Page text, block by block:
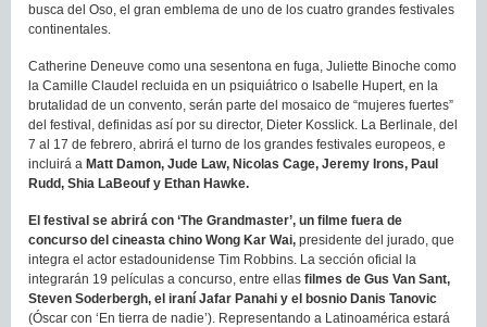
busca del Oso, el gran emblema de uno de los cuatro grandes festivales
continentales.
Catherine Deneuve como una sesentona en fuga, Juliette Binoche como
la Camille Claudel recluida en un psiquiátrico o Isabelle Hupert, en la
brutalidad de un convento, serán parte del mosaico de “mujeres fuertes”
del festival, definidas así por su director, Dieter Kosslick. La Berlinale, del
7 al 17 de febrero, abrirá el turno de los grandes festivales europeos, e
incluirá a Matt Damon, Jude Law, Nicolas Cage, Jeremy Irons, Paul
Rudd, Shia LaBeouf y Ethan Hawke.
El festival se abrirá con ‘The Grandmaster’, un filme fuera de
concurso del cineasta chino Wong Kar Wai, presidente del jurado, que
integra el actor estadounidense Tim Robbins. La sección oficial la
integrarán 19 películas a concurso, entre ellas filmes de Gus Van Sant,
Steven Soderbergh, el iraní Jafar Panahi y el bosnio Danis Tanovic
(Óscar con ‘En tierra de nadie’). Representando a Latinoamérica estará